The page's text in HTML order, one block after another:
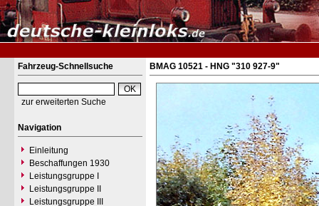
Fahrzeug-Schnellsuche
zur erweiterten Suche
Navigation
Einleitung
Beschaffungen 1930
Leistungsgruppe I
Leistungsgruppe II
Leistungsgruppe III
BMAG 10521 - HNG "310 927-9"